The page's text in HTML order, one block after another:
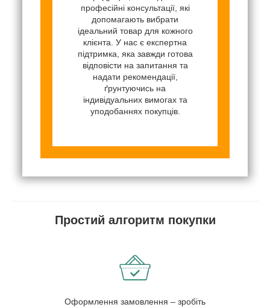
професійні консультації, які
допомагають вибрати
ідеальний товар для кожного
клієнта. У нас є експертна
підтримка, яка завжди готова
відповісти на запитання та
надати рекомендації,
ґрунтуючись на
індивідуальних вимогах та
уподобаннях покупців.
Простий алгоритм покупки
Оформлення замовлення – зробіть